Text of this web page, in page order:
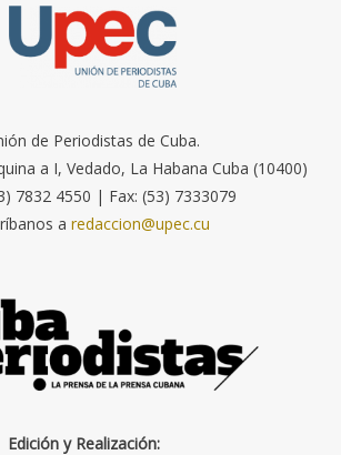
de Periodistas de Cuba.
a I, Vedado, La Habana Cuba (10400)
7832 4550 | Fax: (53) 7333079
a redaccion@upec.cu
Edición y Realización: